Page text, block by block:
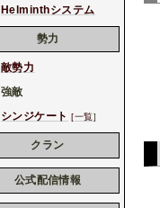
Helminthシステム
勢力
敵勢力
強敵
シンジケート [一覧]
クラン
公式配信情報